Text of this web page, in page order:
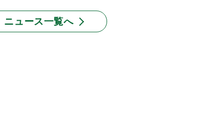
ニュース一覧へ